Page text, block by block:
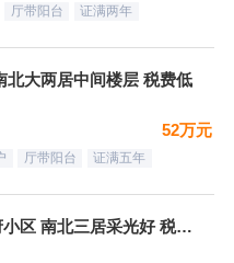
厅带阳台 证满两年
北大两居中间楼层 税费低
52万元
厅带阳台 证满五年
双塔华阳路 县府小区 南北三居采光好 税费低